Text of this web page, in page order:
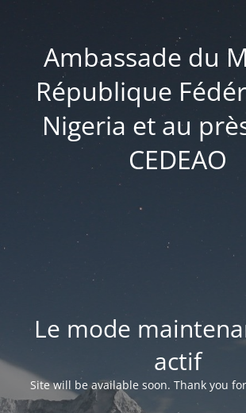
Ambassade du
République
Nigeria et au
CEDEAO
Le mode
actif
Site will be available soon. Thank you